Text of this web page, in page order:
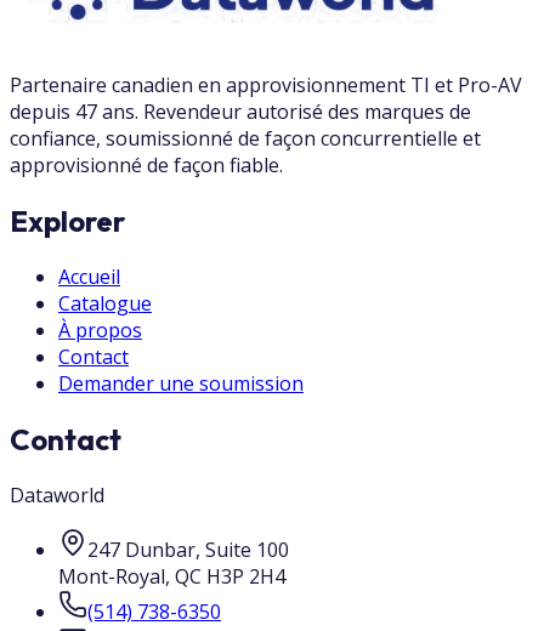
Partenaire canadien en approvisionnement TI et Pro-AV
depuis 47 ans. Revendeur autorisé des marques de
confiance, soumissionné de façon concurrentielle et
approvisionné de façon fiable.
Explorer
Accueil
Catalogue
À propos
Contact
Demander une soumission
Contact
Dataworld
247 Dunbar, Suite 100
Mont-Royal, QC H3P 2H4
(514) 738-6350